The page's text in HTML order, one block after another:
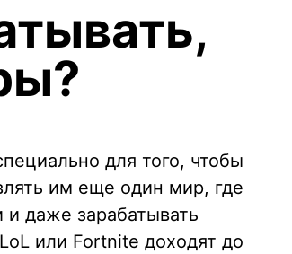
для того, чтобы
им еще один мир, где
и даже зарабатывать
или Fortnite доходят до